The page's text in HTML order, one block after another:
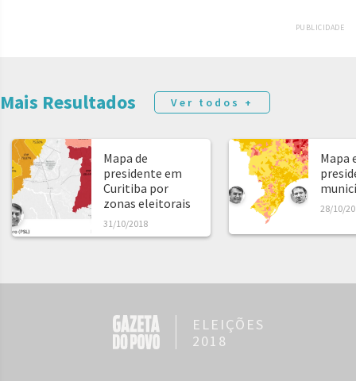
PUBLICIDADE
Mais Resultados Ver todos +
Mapa de
presidente em
Curitiba por
zonas eleitorais
31/10/2018
Mapa
28/10/
ELEIÇÕES
2018